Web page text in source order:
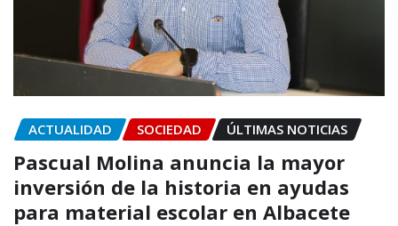
ACTUALIDAD SOCIEDAD ÚLTIMAS NOTICIAS
Pascual Molina anuncia la mayor
inversión de la historia en ayudas
para material escolar en Albacete